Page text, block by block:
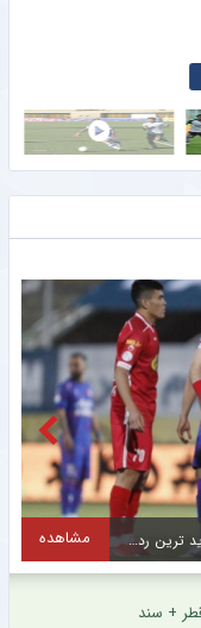
سقوط پرسپولیس و جهش فوق‌العاده استقلال ؛ جدید ترین رده‌بندی بهترین باشگاه های جهان + سند مشاهده
+ سند